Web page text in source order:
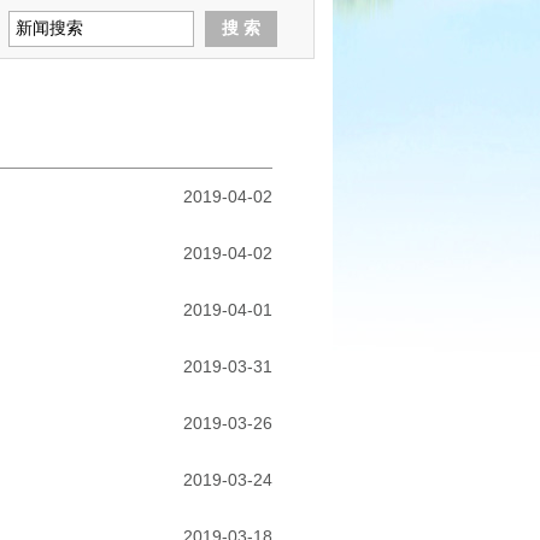
2019-04-02
2019-04-02
2019-04-01
2019-03-31
2019-03-26
2019-03-24